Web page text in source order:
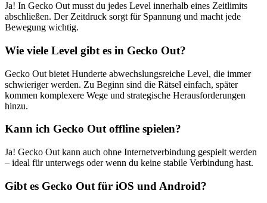
Ja! In Gecko Out musst du jedes Level innerhalb eines Zeitlimits
abschließen. Der Zeitdruck sorgt für Spannung und macht jede
Bewegung wichtig.
Wie viele Level gibt es in Gecko Out?
Gecko Out bietet Hunderte abwechslungsreiche Level, die immer
schwieriger werden. Zu Beginn sind die Rätsel einfach, später
kommen komplexere Wege und strategische Herausforderungen
hinzu.
Kann ich Gecko Out offline spielen?
Ja! Gecko Out kann auch ohne Internetverbindung gespielt werden
– ideal für unterwegs oder wenn du keine stabile Verbindung hast.
Gibt es Gecko Out für iOS und Android?